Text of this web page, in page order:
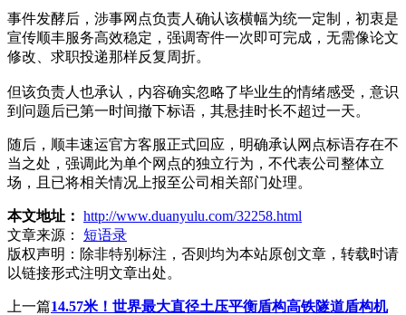
事件发酵后，涉事网点负责人确认该横幅为统一定制，初衷是
宣传顺丰服务高效稳定，强调寄件一次即可完成，无需像论文
修改、求职投递那样反复周折。
但该负责人也承认，内容确实忽略了毕业生的情绪感受，意识
到问题后已第一时间撤下标语，其悬挂时长不超过一天。
随后，顺丰速运官方客服正式回应，明确承认网点标语存在不
当之处，强调此为单个网点的独立行为，不代表公司整体立
场，且已将相关情况上报至公司相关部门处理。
本文地址： http://www.duanyulu.com/32258.html
文章来源：
短语录
版权声明： 除非特别标注，否则均为本站原创文章，转载时请
以链接形式注明文章出处。
上一篇14.57米！世界最大直径土压平衡盾构高铁隧道盾构机